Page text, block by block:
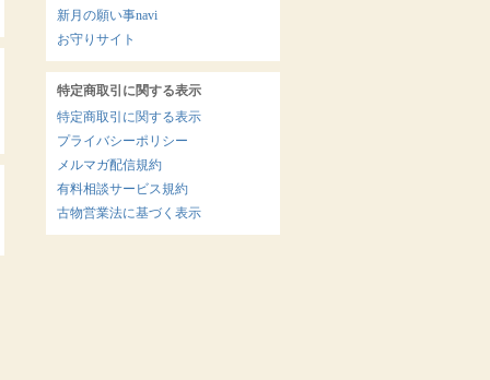
新月の願い事navi
お守りサイト
特定商取引に関する表示
特定商取引に関する表示
プライバシーポリシー
メルマガ配信規約
有料相談サービス規約
古物営業法に基づく表示